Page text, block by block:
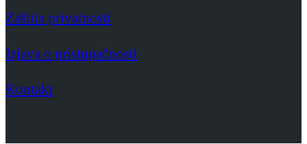
Zaštita privatnosti
Izjava o pristupačnosti
Kontakt